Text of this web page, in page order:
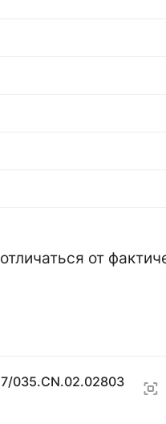
от
035.CN.02.02803